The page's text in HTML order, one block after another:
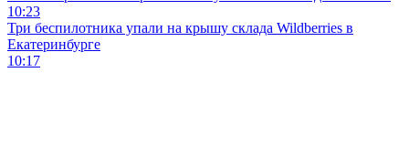
10:23
Три беспилотника упали на крышу склада Wildberries в
Екатеринбурге
10:17